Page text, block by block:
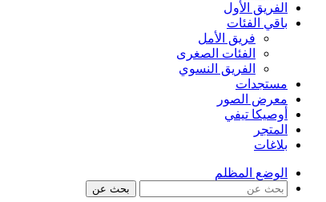
الفريق الأول
باقي الفئات
فريق الأمل
الفئات الصغرى
الفريق النسوي
مستجدات
معرض الصور
أوصيكا تيفي
المتجر
بلاغات
الوضع المظلم
بحث عن